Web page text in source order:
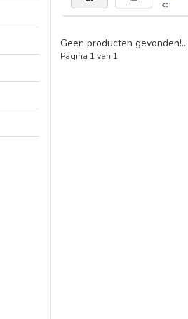
€0
Geen producten gevonden!...
Pagina 1 van 1